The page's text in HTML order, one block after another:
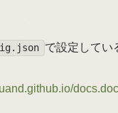
で設定してい